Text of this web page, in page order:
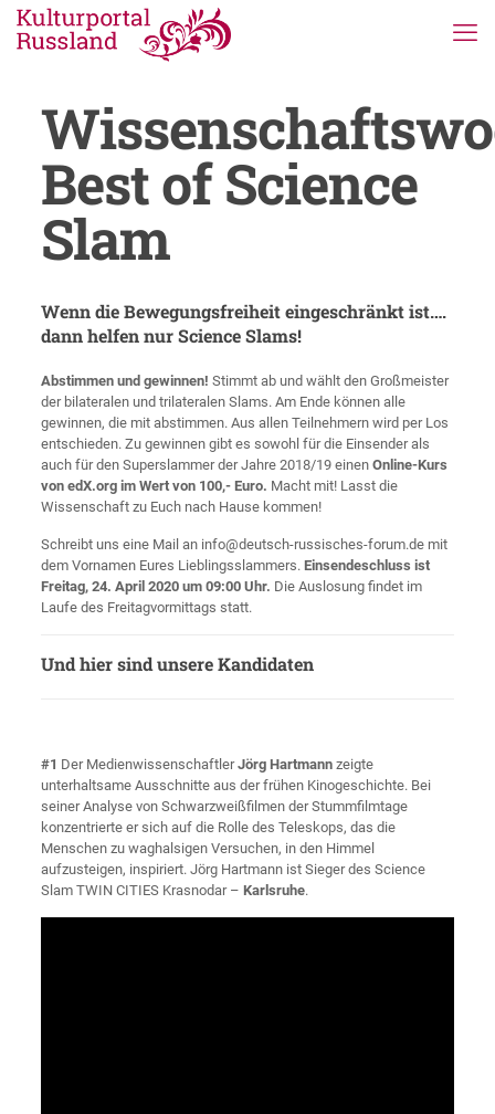
Best of Science
Slam
Wenn die Bewegungsfreiheit eingeschränkt ist….
dann helfen nur Science Slams!
Abstimmen und gewinnen! Stimmt ab und wählt den Großmeister
der bilateralen und trilateralen Slams. Am Ende können alle
gewinnen, die mit abstimmen. Aus allen Teilnehmern wird per Los
entschieden. Zu gewinnen gibt es sowohl für die Einsender als
auch für den Superslammer der Jahre 2018/19 einen Online-Kurs
von edX.org im Wert von 100,- Euro. Macht mit! Lasst die
Wissenschaft zu Euch nach Hause kommen!
Schreibt uns eine Mail an info@deutsch-russisches-forum.de mit
dem Vornamen Eures Lieblingsslammers. Einsendeschluss ist
Freitag, 24. April 2020 um 09:00 Uhr. Die Auslosung findet im
Laufe des Freitagvormittags statt.
Und hier sind unsere Kandidaten
#1 Der MedienwissenschaftlerJörg Hartmannzeigte
unterhaltsame Ausschnitte aus der frühen Kinogeschichte. Bei
seiner Analyse von Schwarzweißfilmen der Stummfilmtage
konzentrierte er sich auf die Rolle des Teleskops, das die
Menschen zu waghalsigen Versuchen, in den Himmel
aufzusteigen, inspiriert. Jörg Hartmann ist Sieger des Science
Slam TWIN CITIES Krasnodar – Karlsruhe.